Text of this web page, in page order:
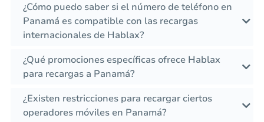
¿Cómo puedo saber si el número de teléfono en
Panamá es compatible con las recargas
internacionales de Hablax?
¿Qué promociones específicas ofrece Hablax
para recargas a Panamá?
¿Existen restricciones para recargar ciertos
operadores móviles en Panamá?